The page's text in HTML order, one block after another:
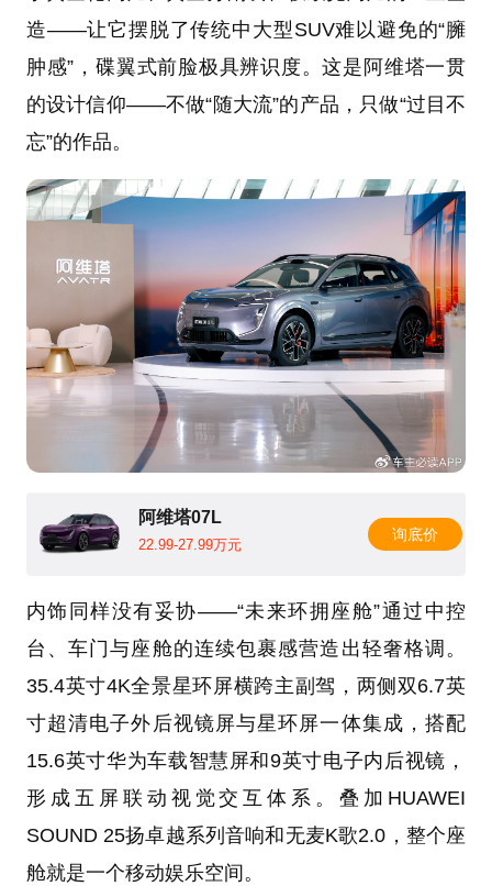
造——让它摆脱了传统中大型SUV难以避免的“臃
肿感”，碟翼式前脸极具辨识度。这是阿维塔一贯
的设计信仰——不做“随大流”的产品，只做“过目不
忘”的作品。
阿维塔07L
22.99-27.99万元
询底价
内饰同样没有妥协——“未来环拥座舱”通过中控
台、车门与座舱的连续包裹感营造出轻奢格调。
35.4英寸4K全景星环屏横跨主副驾，两侧双6.7英
寸超清电子外后视镜屏与星环屏一体集成，搭配
15.6英寸华为车载智慧屏和9英寸电子内后视镜，
形成五屏联动视觉交互体系。叠加HUAWEI
SOUND 25扬卓越系列音响和无麦K歌2.0，整个座
舱就是一个移动娱乐空间。